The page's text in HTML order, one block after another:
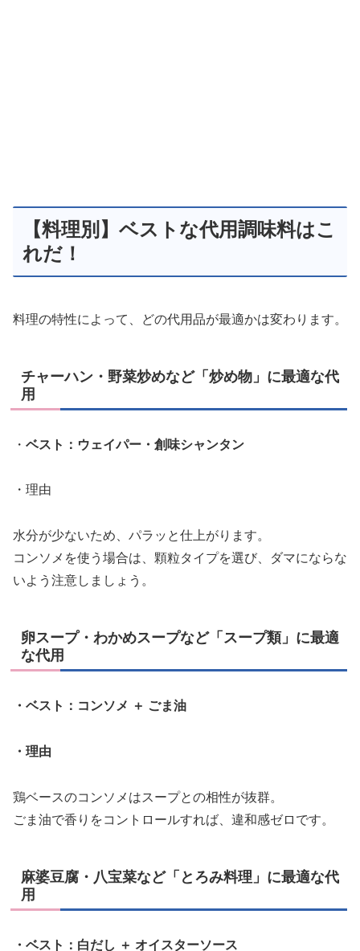
【料理別】ベストな代用調味料はこ
れだ！
料理の特性によって、どの代用品が最適かは変わります。
チャーハン・野菜炒めなど「炒め物」に最適な代
用
・ ベスト：ウェイパー・創味シャンタン
・理由
水分が少ないため、パラッと仕上がります。
コンソメを使う場合は、顆粒タイプを選び、ダマにならな
いよう注意しましょう。
卵スープ・わかめスープなど「スープ類」に最適
な代用
・ベスト：コンソメ ＋ ごま油
・理由
鶏ベースのコンソメはスープとの相性が抜群。
ごま油で香りをコントロールすれば、違和感ゼロです。
麻婆豆腐・八宝菜など「とろみ料理」に最適な代
用
・ベスト：白だし ＋ オイスターソース